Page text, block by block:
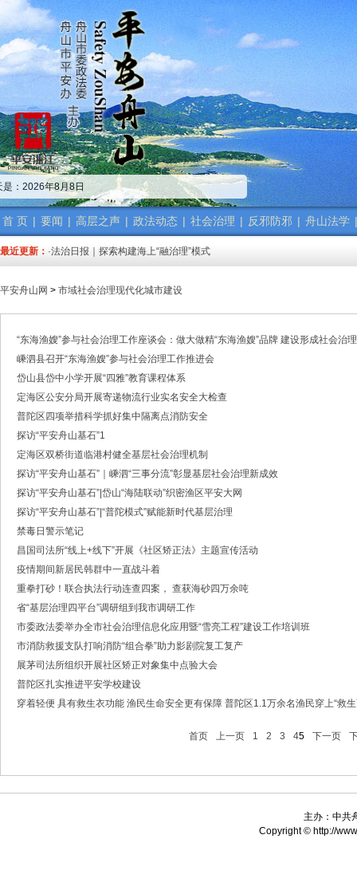
是：2026年8月8日
首 页 | 要闻 | 高层之声 | 政法动态 | 社会治理 | 反邪防邪 | 舟山法学 |
最近更新：
·中共舟山市委政法委员会招聘公告
·市委政法委机关传达学习省、市“新春第一会”精神
·市委政法工作会议召开 梁雪冬讲话
·中共浙江省委常委、政法委书记王成国致全省政法干警的新春贺词
·市委政法委机关召开年度考核会
·梁雪冬带队开展春节前安全督导检查工作
·法治日报｜探索构建海上“融治理”模式
·2025年度市委政法委员会第一次全体（扩大）会议召开
·中共舟山市委政法委员会招聘公告
·中共舟山市委政法委员会招聘公告
·市委政法工作会议召开 梁雪冬讲话
·中共浙江省委常委、政法委书记王成国致全省政法干警的新春贺词
·市委政法委机关召开年度考核会
·梁雪冬带队开展春节前安全督导检查工作
·法治日报｜探索构建海上“融治理”模式
·中共舟山市委政法委员会招聘公告
·抽奖赢福袋｜2024我与平安舟山的温暖点滴
平安舟山网 > 市域社会治理现代化城市建设
“东海渔嫂”参与社会治理工作座谈会：做大做精“东海渔嫂”品牌 建设形成社会治
嵊泗县召开“东海渔嫂”参与社会治理工作推进会
岱山县岱中小学开展“四雅”教育课程体系
定海区公安分局开展寄递物流行业实名安全大检查
普陀区四项举措科学抓好集中隔离点消防安全
探访“平安舟山基石”1
定海区双桥街道临港村健全基层社会治理机制
探访“平安舟山基石”｜嵊泗“三事分流”彰显基层社会治理新成效
探访“平安舟山基石”|岱山“海陆联动”织密渔区平安大网
探访“平安舟山基石”|“普陀模式”赋能新时代基层治理
禁毒日警示笔记
昌国司法所“线上+线下”开展《社区矫正法》主题宣传活动
疫情期间新居民韩群中一直战斗着
重拳打砂！联合执法行动连查四案， 查获海砂四万余吨
省“基层治理四平台”调研组到我市调研工作
市委政法委举办全市社会治理信息化应用暨“雪亮工程”建设工作培训班
市消防救援支队打响消防“组合拳”助力影剧院复工复产
展茅司法所组织开展社区矫正对象集中点验大会
普陀区扎实推进平安学校建设
穿着轻便 具有救生衣功能 渔民生命安全更有保障 普陀区1.1万余名渔民穿上“救生
首页 上一页 1 2 3 45 下一页
主办：中共
Copyright © http://